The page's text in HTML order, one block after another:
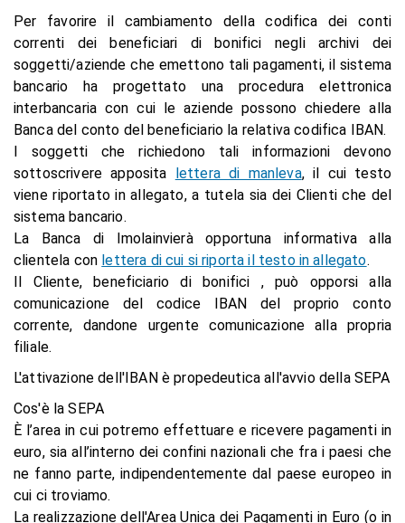
Per favorire il cambiamento della codifica dei conti
correnti dei beneficiari di bonifici negli archivi dei
soggetti/aziende che emettono tali pagamenti, il sistema
bancario ha progettato una procedura elettronica
interbancaria con cui le aziende possono chiedere alla
Banca del conto del beneficiario la relativa codifica IBAN.
I soggetti che richiedono tali informazioni devono
sottoscrivere apposita lettera di manleva, il cui testo
viene riportato in allegato, a tutela sia dei Clienti che del
sistema bancario.
La Banca di Imolainvierà opportuna informativa alla
clientela con lettera di cui si riporta il testo in allegato.
Il Cliente, beneficiario di bonifici , può opporsi alla
comunicazione del codice IBAN del proprio conto
corrente, dandone urgente comunicazione alla propria
filiale.
L'attivazione dell'IBANè propedeutica all'avvio della SEPA
Cos'è la SEPA
È l’area in cui potremo effettuare e ricevere pagamenti in
euro, sia all’interno dei confini nazionali che fra i paesi che
ne fanno parte, indipendentemente dal paese europeo in
cui ci troviamo.
La realizzazione dell'Area Unica dei Pagamenti in Euro (o in